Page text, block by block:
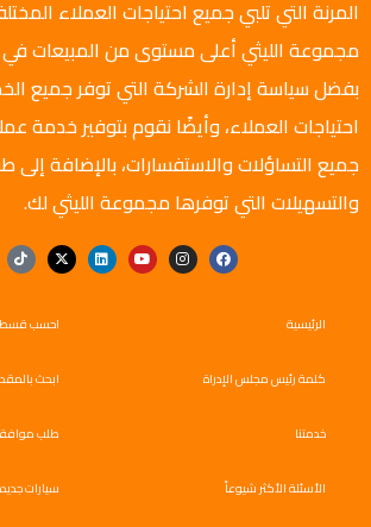
المرنة التي تلبي جميع احتياجات العملاء
بفضل سياسة إدارة الشركة التي توفر جميع
احتياجات العملاء، وأيضًا نقوم بتوفير خدمة
جميع التساؤلات والاستفسارات، بالإضافة
والتسهيلات التي توفرها مجموعة الليثي لك.
الرئيسية
كلمة رئيس مجلس الإدراة
خدمتنا
الأسئلة الأكثر شيوعاً
احسب
ابحث
طلب
سيارات